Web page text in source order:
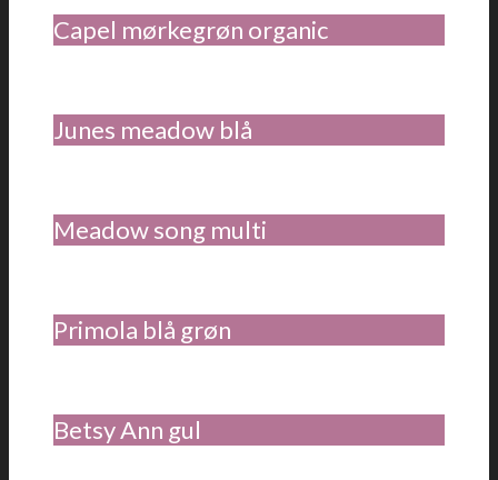
Capel mørkegrøn organic
Junes meadow blå
Meadow song multi
Primola blå grøn
Betsy Ann gul